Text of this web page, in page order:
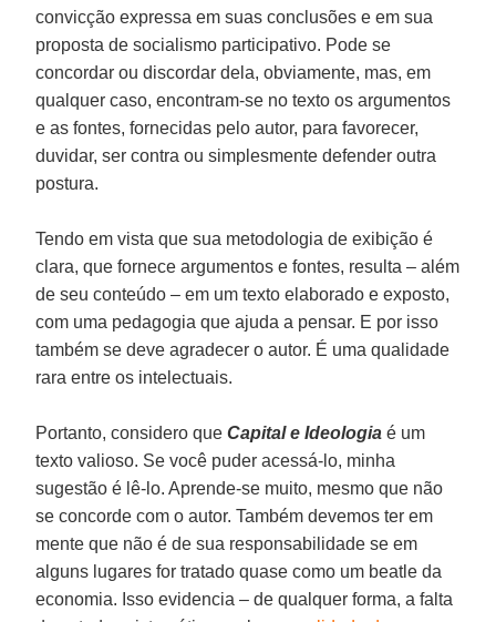
convicção expressa em suas conclusões e em sua
proposta de socialismo participativo. Pode se
concordar ou discordar dela, obviamente, mas, em
qualquer caso, encontram-se no texto os argumentos
e as fontes, fornecidas pelo autor, para favorecer,
duvidar, ser contra ou simplesmente defender outra
postura.
Tendo em vista que sua metodologia de exibição é
clara, que fornece argumentos e fontes, resulta – além
de seu conteúdo – em um texto elaborado e exposto,
com uma pedagogia que ajuda a pensar. E por isso
também se deve agradecer o autor. É uma qualidade
rara entre os intelectuais.
Portanto, considero queCapital e Ideologia é um
texto valioso. Se você puder acessá-lo, minha
sugestão é lê-lo. Aprende-se muito, mesmo que não
se concorde com o autor. Também devemos ter em
mente que não é de sua responsabilidade se em
alguns lugares for tratado quase como um beatle da
economia. Isso evidencia – de qualquer forma, a falta